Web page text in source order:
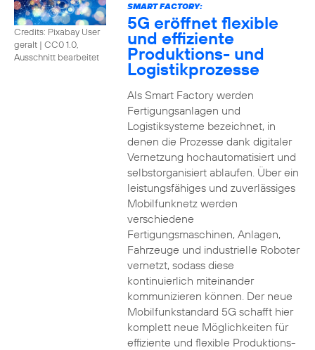
Credits: Pixabay User
geralt | CC0 1.0,
Ausschnitt bearbeitet
SMART FACTORY:
5G eröffnet flexible
und effiziente
Produktions- und
Logistikprozesse
Als Smart Factory werden
Fertigungsanlagen und
Logistiksysteme bezeichnet, in
denen die Prozesse dank digitaler
Vernetzung hochautomatisiert und
selbstorganisiert ablaufen. Über ein
leistungsfähiges und zuverlässiges
Mobilfunknetz werden
verschiedene
Fertigungsmaschinen, Anlagen,
Fahrzeuge und industrielle Roboter
vernetzt, sodass diese
kontinuierlich miteinander
kommunizieren können. Der neue
Mobilfunkstandard 5G schafft hier
komplett neue Möglichkeiten für
effiziente und flexible Produktions-